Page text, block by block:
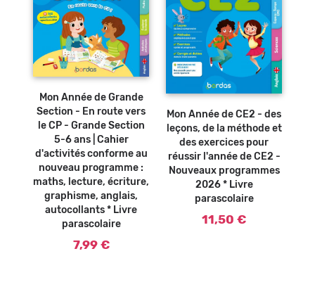
Ajouter au
Mon Année de Grande
Section - En route vers
le CP - Grande Section
5-6 ans | Cahier
d'activités conforme au
nouveau programme :
maths, lecture, écriture,
graphisme, anglais,
autocollants * Livre
parascolaire
7,99 €
Ajouter au
Mon Année de CE2 - des
leçons, de la méthode et
des exercices pour
réussir l'année de CE2 -
Nouveaux programmes
2026 * Livre
parascolaire
11,50 €